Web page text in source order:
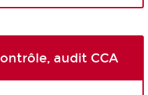
audit CCA